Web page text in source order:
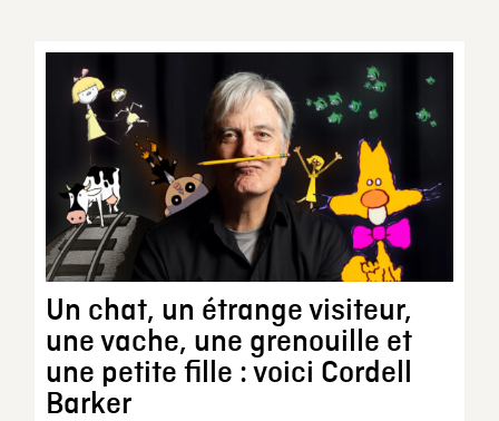
Un chat, un étrange visiteur,
une vache, une grenouille et
une petite fille : voici Cordell
Barker